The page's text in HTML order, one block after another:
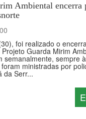
Ambiental
foi realizado o
Guarda Mirim
semanalmente, sempre
ministradas por
da Serr...